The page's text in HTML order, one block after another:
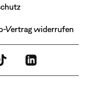
Vertrag widerrufen